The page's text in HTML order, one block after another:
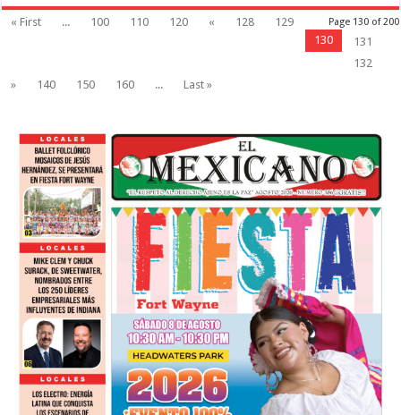
Page 130 of 200
« First ... 100 110 120 « 128
129
130
131
132
»
140 150 160 ... Last »